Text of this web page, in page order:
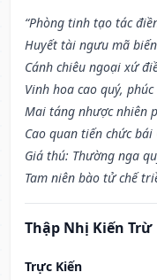
“Phòng tinh tạo tác
Huyết tài ngưu mã
Cánh chiêu ngoại xứ
Vinh hoa cao quý,
Mai táng nhược nhiên
Cao quan tiến chức bái
Giá thú: Thường nga
Tam niên bào tử chế
Thập Nhị Kiến Trừ
Trực Kiến